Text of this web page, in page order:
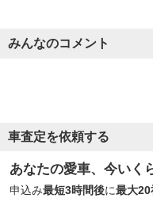
みんなのコメント
車査定を依頼する
あなたの愛車、今いく
申込み最短3時間後に最大20